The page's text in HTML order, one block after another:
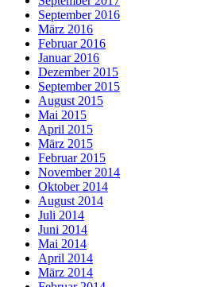
September 2016
März 2016
Februar 2016
Januar 2016
Dezember 2015
September 2015
August 2015
Mai 2015
April 2015
März 2015
Februar 2015
November 2014
Oktober 2014
August 2014
Juli 2014
Juni 2014
Mai 2014
April 2014
März 2014